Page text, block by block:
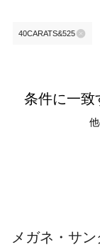
40CARATS&525
条件に一致
メガネ・サ